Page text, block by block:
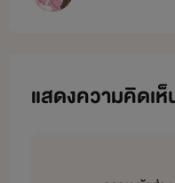
แสดงความคิดเห็